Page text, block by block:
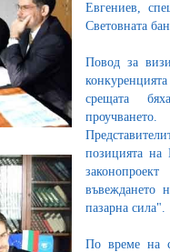
Евгениев,
Световната
Повод за
срещата
проучването.
позицията на
въвеждането
пазарна сила".
По време на